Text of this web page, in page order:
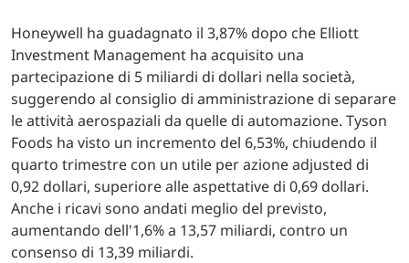
Honeywell ha guadagnato il 3,87% dopo che Elliott
Investment Management ha acquisito una
partecipazione di 5 miliardi di dollari nella società,
suggerendo al consiglio di amministrazione di separare
le attività aerospaziali da quelle di automazione. Tyson
Foods ha visto un incremento del 6,53%, chiudendo il
quarto trimestre con un utile per azione adjusted di
0,92 dollari, superiore alle aspettative di 0,69 dollari.
Anche i ricavi sono andati meglio del previsto,
aumentando dell'1,6% a 13,57 miliardi, contro un
consenso di 13,39 miliardi.